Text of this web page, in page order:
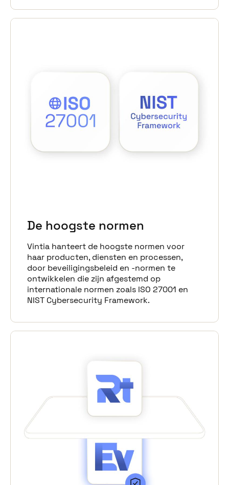
De hoogste normen
Vintia hanteert de hoogste normen voor
haar producten, diensten en processen,
door beveiligingsbeleid en -normen te
ontwikkelen die zijn afgestemd op
internationale normen zoals ISO 27001 en
NIST Cybersecurity Framework.